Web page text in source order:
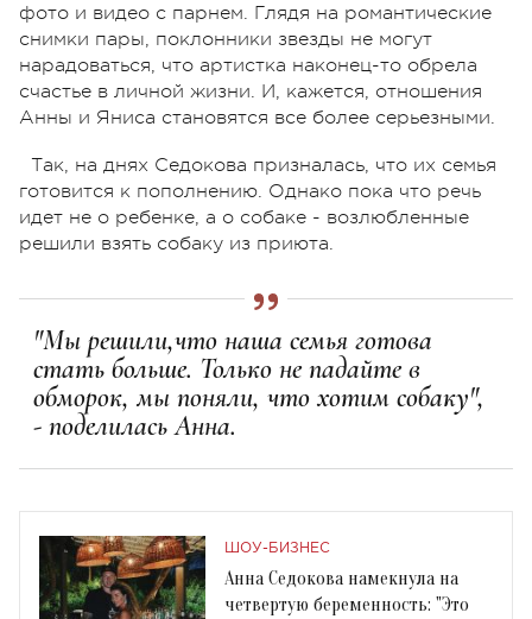
фото и видео с парнем. Глядя на романтические
снимки пары, поклонники звезды не могут
нарадоваться, что артистка наконец-то обрела
счастье в личной жизни. И, кажется, отношения
Анны и Яниса становятся все более серьезными.
Так, на днях Седокова призналась, что их семья
готовится к пополнению. Однако пока что речь
идет не о ребенке, а о собаке - возлюбленные
решили взять собаку из приюта.
"Мы решили,что наша семья готова
стать больше. Только не падайте в
обморок, мы поняли, что хотим собаку",
- поделилась Анна.
ШОУ-БИЗНЕС
Анна Седокова намекнула на
четвертую беременность: "Это